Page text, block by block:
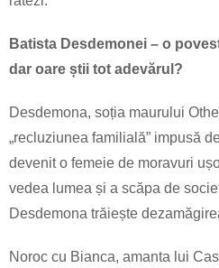
Batista Desdemonei – o
dar oare știi tot adevărul?
Desdemona, soția maurului
„recluziunea familială” impusă
devenit o femeie de moravuri
vedea lumea și a scăpa de
Desdemona trăiește
Noroc cu Bianca, amanta lui